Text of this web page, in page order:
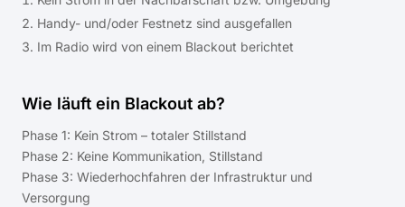
Handy- und/oder Festnetz sind ausgefallen
Im Radio wird von einem Blackout berichtet
Wie läuft ein Blackout ab?
Phase 1: Kein Strom – totaler Stillstand
Phase 2: Keine Kommunikation, Stillstand
Phase 3: Wiederhochfahren der Infrastruktur und
Versorgung